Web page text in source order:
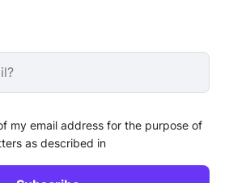
my email address for the purpose of
as described in